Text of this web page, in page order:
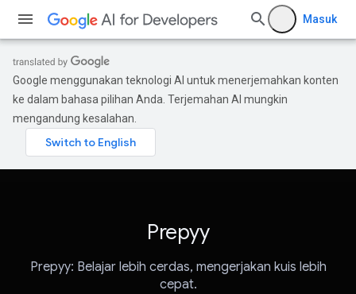
Masuk
Google menggunakan teknologi AI untuk menerjemahkan konten
ke dalam bahasa pilihan Anda. Terjemahan AI mungkin
mengandung kesalahan.
Prepyy
Prepyy: Belajar lebih cerdas, mengerjakan kuis lebih
cepat.